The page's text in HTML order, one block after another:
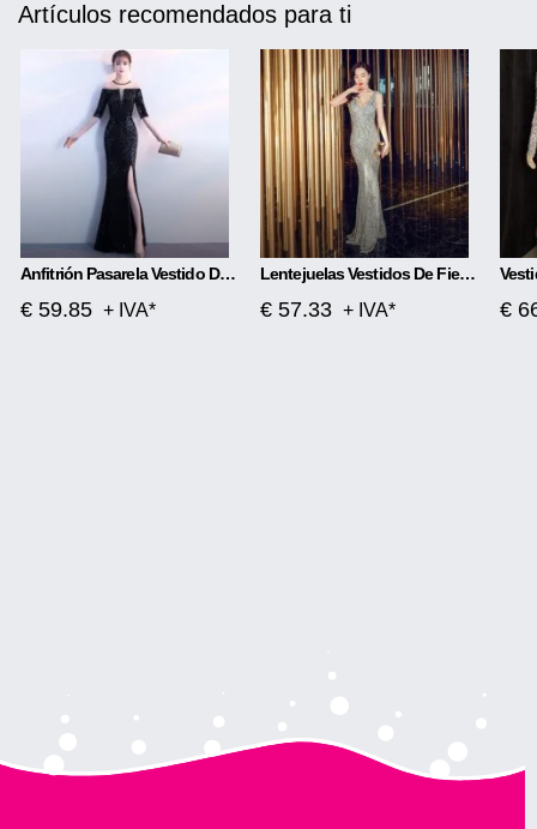
Artículos recomendados para ti
Anfitrión Pasarela Vestido De Noche Temperamento Elegante Rombo
€ 59.85 + IVA*
Lentejuelas Vestidos De Fiesta Sección Larga
€ 57.33 + IVA* €